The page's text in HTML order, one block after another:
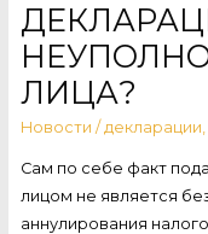
ЛИЦА?
Новости / декларации
Сам по себе факт
лицом не является
аннулирования